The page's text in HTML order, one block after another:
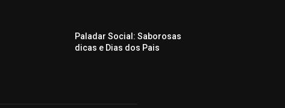
Paladar Social: Saborosas
dicas e Dias dos Pais